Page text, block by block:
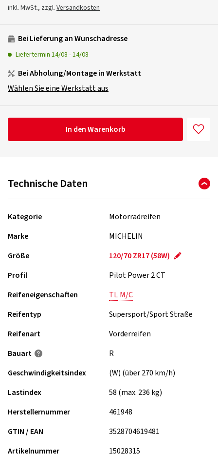
inkl. MwSt., zzgl. Versandkosten
Bei Lieferung an Wunschadresse
Liefertermin 14/08 -14/08
Bei Abholung/Montage in Werkstatt
Wählen Sie eine Werkstatt aus
In den Warenkorb
Technische Daten
Kategorie
Motorradreifen
Marke
MICHELIN
Größe
120/70 ZR17 (58W)
Profil
Pilot Power 2 CT
Reifeneigenschaften
TL M/C
Reifentyp
Supersport/Sport Straße
Reifenart
Vorderreifen
Bauart
R
Geschwindigkeits­index
(W) (über 270 km/h)
Lastindex
58 (max. 236 kg)
Herstellernummer
461948
GTIN / EAN
3528704619481
Artikelnummer
15028315